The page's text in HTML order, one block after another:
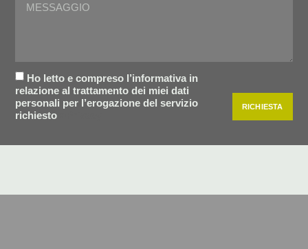
Ho letto e compreso l’informativa in
relazione al trattamento dei miei dati
personali per l’erogazione del servizio
richiesto
RICHIESTA